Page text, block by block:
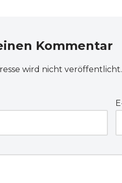
Kommentar
wird nicht veröffentlicht.